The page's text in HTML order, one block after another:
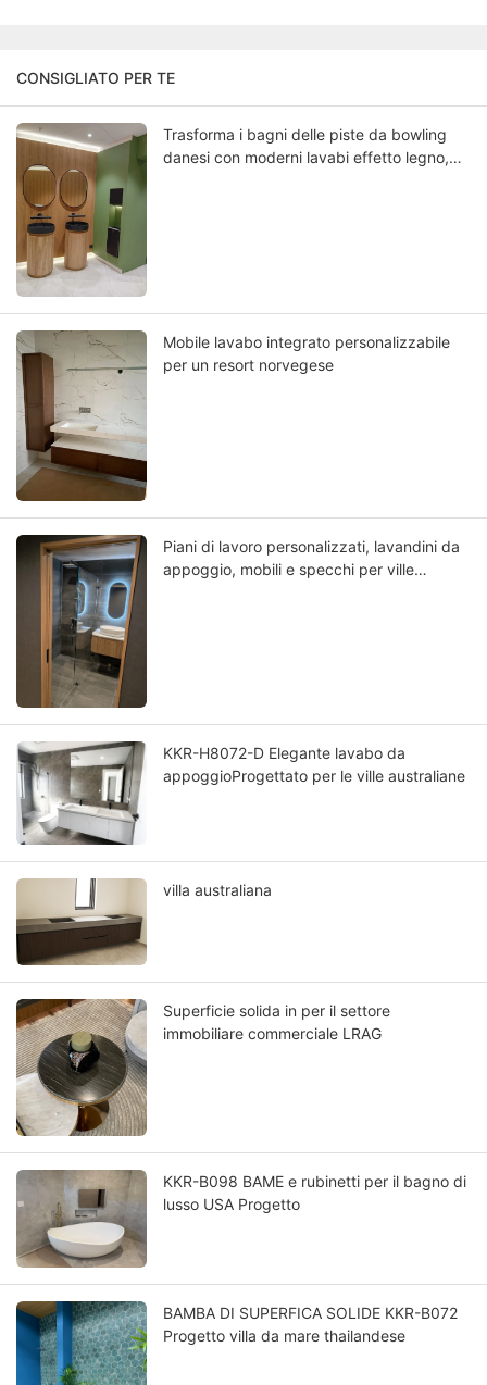
CONSIGLIATO PER TE
Trasforma i bagni delle piste da bowling
danesi con moderni lavabi effetto legno,
Mobile lavabo integrato personalizzabile
per un resort norvegese
Piani di lavoro personalizzati, lavandini da
appoggio, mobili e specchi per ville
KKR-H8072-D Elegante lavabo da
appoggioProgettato per le ville australiane
villa australiana
Superficie solida in per il settore
immobiliare commerciale LRAG
KKR-B098 BAME e rubinetti per il bagno di
lusso USA Progetto
BAMBA DI SUPERFICA SOLIDE KKR-B072
Progetto villa da mare thailandese